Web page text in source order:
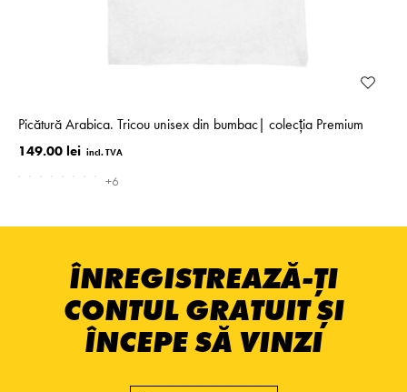
Picătură Arabica. Tricou unisex din bumbac| colecţia Premium
149.00 lei
+6
ÎNREGISTREAZĂ-ȚI
CONTUL GRATUIT ȘI
ÎNCEPE SĂ VINZI